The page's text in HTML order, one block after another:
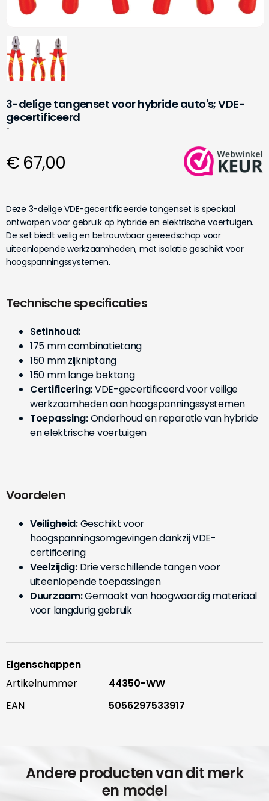
3-delige tangenset voor hybride auto's; VDE-
gecertificeerd
`
€ 67,00
Deze 3-delige VDE-gecertificeerde tangenset is speciaal
ontworpen voor gebruik op hybride en elektrische voertuigen.
De set biedt veilig en betrouwbaar gereedschap voor
uiteenlopende werkzaamheden, met isolatie geschikt voor
hoogspanningssystemen.
Technische specificaties
Setinhoud:
175 mm combinatietang
150 mm zijkniptang
150 mm lange bektang
Certificering:VDE-gecertificeerd voor veilige
werkzaamheden aan hoogspanningssystemen
Toepassing:Onderhoud en reparatie van hybride
en elektrische voertuigen
Voordelen
Veiligheid:Geschikt voor
hoogspanningsomgevingen dankzij VDE-
certificering
Veelzijdig:Drie verschillende tangen voor
uiteenlopende toepassingen
Duurzaam:Gemaakt van hoogwaardig materiaal
voor langdurig gebruik
Eigenschappen
Artikelnummer
44350-WW
EAN
5056297533917
Andere producten van dit merk
en model